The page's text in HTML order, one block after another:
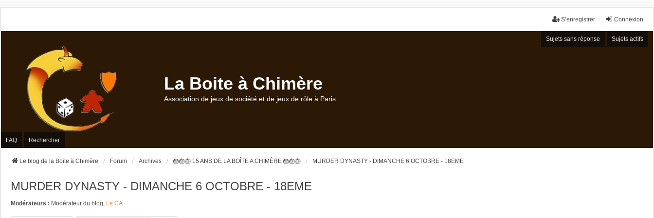
Connexion
S’enregistrer
Sujets sans réponse Sujets actifs
La Boite à Chimère
Association de jeux de société et de jeux de rôle à Paris
FAQ Rechercher
Le blog de la Boite à Chimère Forum Archives 🎂🎂🎂 15 ANS DE LA BOÎTE A CHIMÈRE 🎂🎂🎂 MURDER DYNASTY - DIMANCHE 6 OCTOBRE - 18EME
MURDER DYNASTY - DIMANCHE 6 OCTOBRE - 18EME
Modérateurs : Modérateur du blog, Le CA